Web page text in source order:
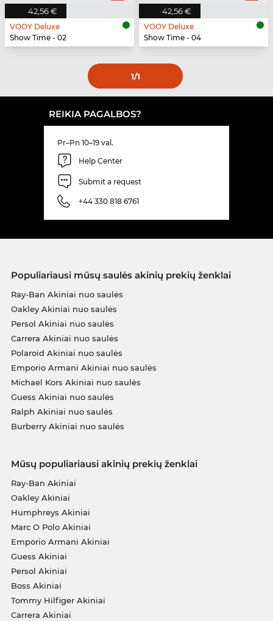
42,56 €
VOOY Deluxe
Show Time - 02
42,56 €
VOOY Deluxe
Show Time - 04
1/1
REIKIA PAGALBOS?
Pr–Pn 10–19 val.
Help Center
Submit a request
+44 330 818 6761
Populiariausi mūsų saulės akinių prekių ženklai
Ray-Ban Akiniai nuo saulės
Oakley Akiniai nuo saulės
Persol Akiniai nuo saulės
Carrera Akiniai nuo saulės
Polaroid Akiniai nuo saulės
Emporio Armani Akiniai nuo saulės
Michael Kors Akiniai nuo saulės
Guess Akiniai nuo saulės
Ralph Akiniai nuo saulės
Burberry Akiniai nuo saulės
Mūsų populiariausi akinių prekių ženklai
Ray-Ban Akiniai
Oakley Akiniai
Humphreys Akiniai
Marc O Polo Akiniai
Emporio Armani Akiniai
Guess Akiniai
Persol Akiniai
Boss Akiniai
Tommy Hilfiger Akiniai
Carrera Akiniai